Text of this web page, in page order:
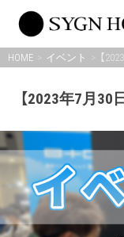
content
HOME イベント 【
【2023年7月